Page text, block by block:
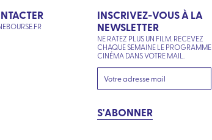
INSCRIVEZ-VOUS À LA
NEWSLETTER
NE RATEZ PLUS UN FILM. RECEVEZ
CHAQUE SEMAINE LE PROGRAMME
CINÉMA DANS VOTRE MAIL.
S'ABONNER